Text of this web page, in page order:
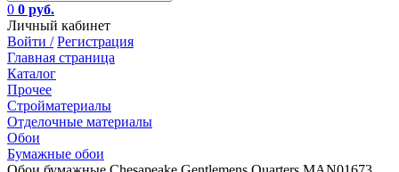
0 0 руб.
Личный кабинет
Войти / Регистрация
Главная страница
Каталог
Прочее
Стройматериалы
Отделочные материалы
Обои
Бумажные обои